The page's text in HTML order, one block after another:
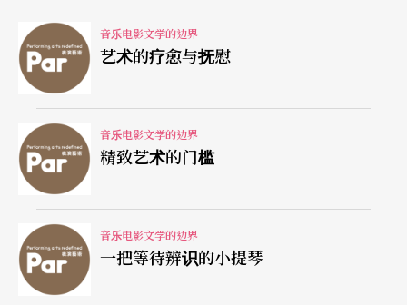
她非但没出现种族优越感的欣喜，反而是责问男
孩，一直活在把自己伪装成古巴种族的天大谎言
中，怎么可能有真爱？以及电影最后的极大幽默：
就在法国年轻人说出自己根本就是法国人的真相
后，歧视古巴人的女方父亲却发现自己不只是一个
法国人，他的亲生父亲竟是传承古巴音乐舞蹈的一
代宗师，道地的古巴人。
性别霸权的颠覆
音乐电影文学的边界
艺术的疗愈与抚慰
音乐电影文学的边界
精致艺术的门槛
音乐电影文学的边界
一把等待辨识的小提琴